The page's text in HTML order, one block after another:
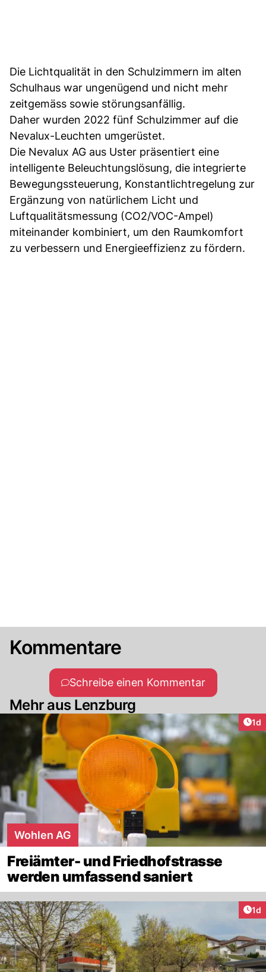
Die Lichtqualität in den Schulzimmern im alten
Schulhaus war ungenügend und nicht mehr
zeitgemäss sowie störungsanfällig.
Daher wurden 2022 fünf Schulzimmer auf die
Nevalux-Leuchten umgerüstet.
Die Nevalux AG aus Uster präsentiert eine
intelligente Beleuchtungslösung, die integrierte
Bewegungssteuerung, Konstantlichtregelung zur
Ergänzung von natürlichem Licht und
Luftqualitätsmessung (CO2/VOC-Ampel)
miteinander kombiniert, um den Raumkomfort
zu verbessern und Energieeffizienz zu fördern.
Kommentare
Schreibe einen Kommentar
Mehr aus Lenzburg
1d
Wohlen AG
Freiämter- und Friedhofstrasse
werden umfassend saniert
1d